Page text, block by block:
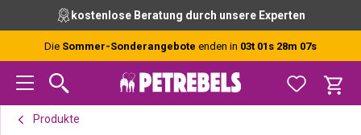
Hauptnavigation
content
kostenlose Beratung durch unsere Experten
Die Sommer-Sonderangebote enden in 03t 01s 28m 07s
Produkte